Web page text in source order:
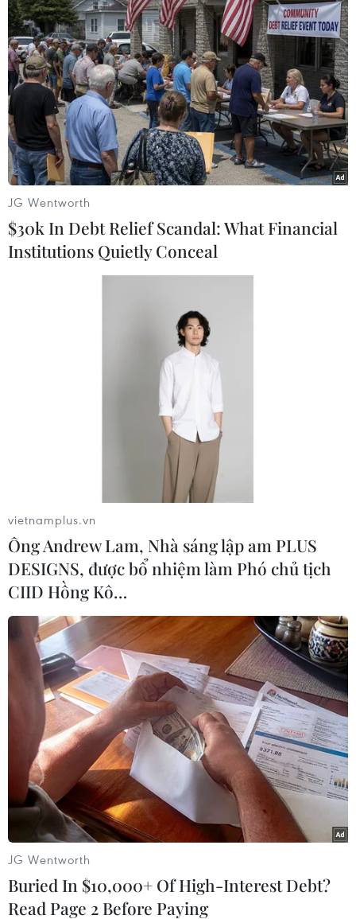
Em nhỏ cùng phụ huynh tô màu tranh dân gian. (Ảnh: Tuấn
Đức/TTXVN)
Em nhỏ cùng phụ huynh trải nghiệm làm đèn lồng. (Ảnh: Tuấn
Đức/TTXVN)
Em nhỏ trải nghiệm tô màu tranh dân gian. (Ảnh: Tuấn
JG Wentworth
$30k In Debt Relief Scandal: What Financial
Institutions Quietly Conceal
vietnamplus.vn
Ông Andrew Lam, Nhà sáng lập am PLUS
DESIGNS, được bổ nhiệm làm Phó chủ tịch
CIID Hồng Kô…
JG Wentworth
Buried In $10,000+ Of High-Interest Debt?
Read Page 2 Before Paying